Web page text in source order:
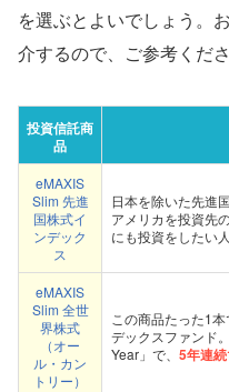
を選ぶとよいでしょう。
介するので、ご参考くださ
投資信託商
品
eMAXIS
Slim 先進
国株式イ
ンデック
ス
日本を除いた先進
アメリカを投資先
にも投資をしたい
eMAXIS
Slim 全世
界株式
（オー
ル・カン
トリー）
この商品たった1
デックスファンド
Year」で、 5年連